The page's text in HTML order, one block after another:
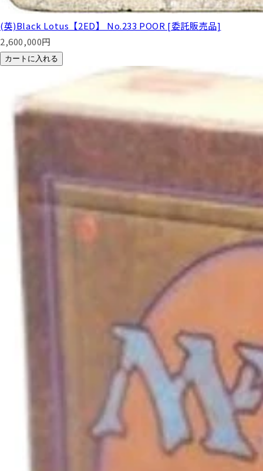
(英)Black Lotus【2ED】 No.233 POOR [委託販売品]
2,600,000円
カートに入れる